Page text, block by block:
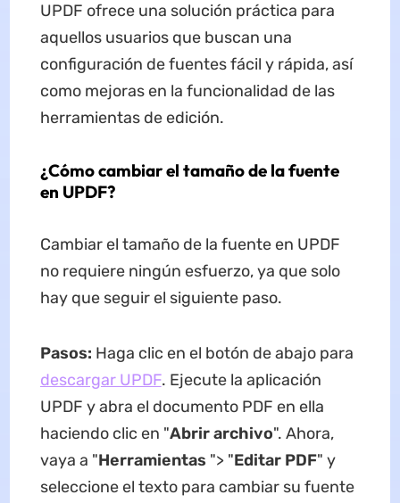
UPDF ofrece una solución práctica para
aquellos usuarios que buscan una
configuración de fuentes fácil y rápida, así
como mejoras en la funcionalidad de las
herramientas de edición.
¿Cómo cambiar el tamaño de la fuente
en UPDF?
Cambiar el tamaño de la fuente en UPDF
no requiere ningún esfuerzo, ya que solo
hay que seguir el siguiente paso.
Pasos: Haga clic en el botón de abajo para
descargar UPDF. Ejecute la aplicación
UPDF y abra el documento PDF en ella
haciendo clic en "Abrir archivo". Ahora,
vaya a "Herramientas "> "Editar PDF" y
seleccione el texto para cambiar su fuente